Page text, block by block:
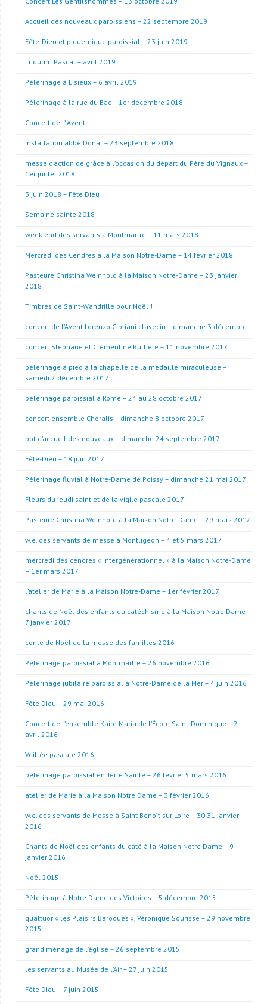
Accueil des nouveaux paroissiens – 22 septembre 2019
Fête-Dieu et pique-nique paroissial – 23 juin 2019
Triduum Pascal – avril 2019
Pèlerinage à Lisieux – 6 avril 2019
Pèlerinage à la rue du Bac – 1er décembre 2018
Concert de l’ Avent
Installation abbé Donal – 23 septembre 2018
messe d’action de grâce à l’occasion du départ du Père du Vignaux –
1er juillet 2018
3 juin 2018 – Fête Dieu
Semaine sainte 2018
week-end des servants à Montmartre – 11 mars 2018
Mercredi des Cendres à la Maison Notre-Dame – 14 février 2018
Pasteure Christina Weinhold à la Maison Notre-Dame – 23 janvier
2018
Timbres de Saint-Wandrille pour Noël !
concert de l’Avent Lorenzo Cipriani clavecin – dimanche 3 décembre
concert Stéphane et Clémentine Rullière – 11 novembre 2017
pèlerinage à pied à la chapelle de la médaille miraculeuse –
samedi 2 décembre 2017
pèlerinage paroissial à Rome – 24 au 28 octobre 2017
concert ensemble Choralis – dimanche 8 octobre 2017
pot d’accueil des nouveaux – dimanche 24 septembre 2017
Fête-Dieu – 18 juin 2017
Pèlerinage fluvial à Notre-Dame de Poissy – dimanche 21 mai 2017
Fleurs du jeudi saint et de la vigile pascale 2017
Pasteure Christina Weinhold à la Maison Notre-Dame – 29 mars 2017
w.e. des servants de messe à Montligeon – 4 et 5 mars 2017
mercredi des cendres « intergénérationnel » à la Maison Notre-Dame
– 1er mars 2017
l’atelier de Marie à la Maison Notre-Dame – 1er février 2017
chants de Noël des enfants du catéchisme à la Maison Notre Dame –
7 janvier 2017
conte de Noël de la messe des familles 2016
Pèlerinage paroissial à Montmartre – 26 novembre 2016
Pèlerinage jubilaire paroissial à Notre-Dame de la Mer – 4 juin 2016
Fête Dieu – 29 mai 2016
Concert de l’ensemble Kaire Maria de l’École Saint-Dominique – 2
avril 2016
Veillée pascale 2016
pèlerinage paroissial en Terre Sainte – 26 février 5 mars 2016
atelier de Marie à la Maison Notre Dame – 3 février 2016
w.e. des servants de Messe à Saint Benoît sur Loire – 30 31 janvier
2016
Chants de Noël des enfants du caté à la Maison Notre Dame – 9
janvier 2016
Noël 2015
Pèlerinage à Notre Dame des Victoires – 5 décembre 2015
quattuor « les Plaisirs Baroques », Véronique Sourisse – 29 novembre
2015
grand ménage de l’église – 26 septembre 2015
les servants au Musée de l’Air – 27 juin 2015
Fête Dieu – 7 juin 2015